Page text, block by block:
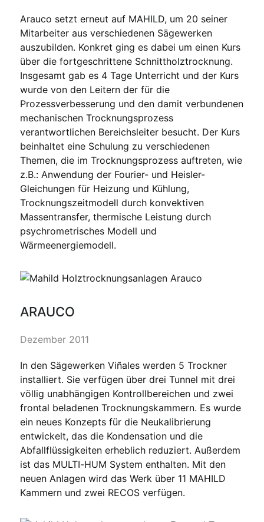
Arauco setzt erneut auf MAHILD, um 20 seiner
Mitarbeiter aus verschiedenen Sägewerken
auszubilden. Konkret ging es dabei um einen Kurs
über die fortgeschrittene Schnittholztrocknung.
Insgesamt gab es 4 Tage Unterricht und der Kurs
wurde von den Leitern der für die
Prozessverbesserung und den damit verbundenen
mechanischen Trocknungsprozess
verantwortlichen Bereichsleiter besucht. Der Kurs
beinhaltet eine Schulung zu verschiedenen
Themen, die im Trocknungsprozess auftreten, wie
z.B.: Anwendung der Fourier- und Heisler-
Gleichungen für Heizung und Kühlung,
Trocknungszeitmodell durch konvektiven
Massentransfer, thermische Leistung durch
psychrometrisches Modell und
Wärmeenergiemodell.
ARAUCO
Dezember 2011
In den Sägewerken Viñales werden 5 Trockner
installiert. Sie verfügen über drei Tunnel mit drei
völlig unabhängigen Kontrollbereichen und zwei
frontal beladenen Trocknungskammern. Es wurde
ein neues Konzepts für die Neukalibrierung
entwickelt, das die Kondensation und die
Abfallflüssigkeiten erheblich reduziert. Außerdem
ist das MULTI-HUM System enthalten. Mit den
neuen Anlagen wird das Werk über 11 MAHILD
Kammern und zwei RECOS verfügen.